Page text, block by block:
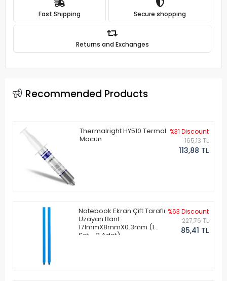
Fast Shipping Secure shopping
Returns and Exchanges
Recommended Products
Thermalright HY510 Termal
Macun
%31 Discount
165,13 TL
113,88 TL
Notebook Ekran Çift Taraflı
Uzayan Bant
171mmX8mmX0.3mm (1
Set - 2 Adet)
%63 Discount
227,76 TL
85,41 TL